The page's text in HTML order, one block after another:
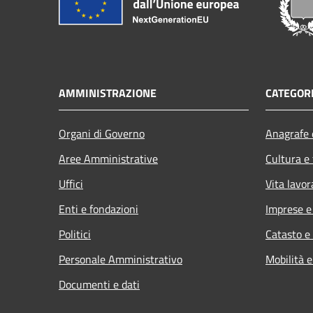
AMMINISTRAZIONE
Organi di Governo
Aree Amministrative
Uffici
Enti e fondazioni
Politici
Personale Amministrativo
Documenti e dati
Cultura
Vita
Imprese
Catasto
Mobilità